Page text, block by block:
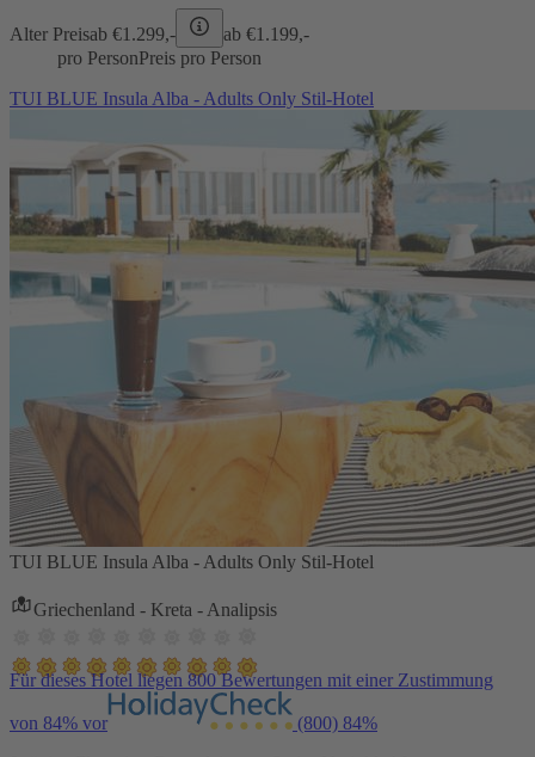
Alter Preisab €1.299,- ab €1.199,-
pro PersonPreis pro Person
TUI BLUE Insula Alba - Adults Only Stil-Hotel
TUI BLUE Insula Alba - Adults Only Stil-Hotel
Griechenland - Kreta - Analipsis
Für dieses Hotel liegen 800 Bewertungen mit einer Zustimmung
von 84% vor (800) 84%